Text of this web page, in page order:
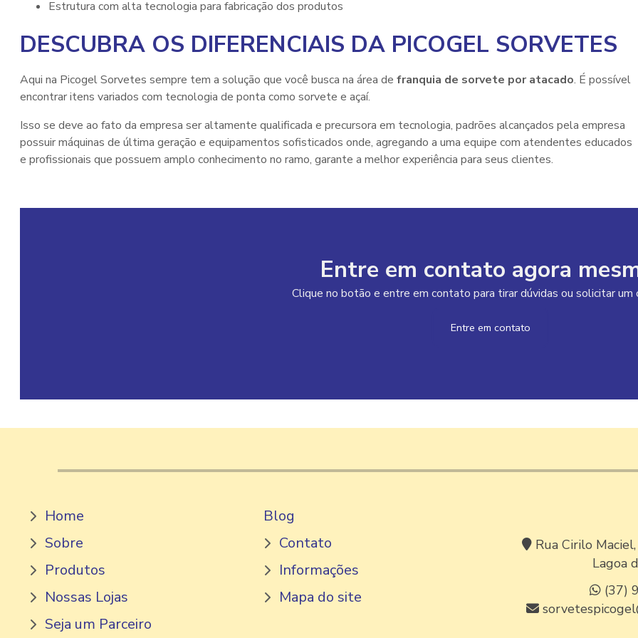
estrutura com alta tecnologia para fabricação dos produtos
DESCUBRA OS DIFERENCIAIS DA PICOGEL SORVETES
Aqui na Picogel Sorvetes sempre tem a solução que você busca na área de franquia de sorvete por atacado. É possível
encontrar itens variados com tecnologia de ponta como sorvete e açaí.
Isso se deve ao fato da empresa ser altamente qualificada e precursora em tecnologia, padrões alcançados pela empresa
possuir máquinas de última geração e equipamentos sofisticados onde, agregando a uma equipe com atendentes educados
e profissionais que possuem amplo conhecimento no ramo, garante a melhor experiência para seus clientes.
Entre em contato agora
Clique no botão e entre em contato para tirar dúvidas ou solicitar um
Entre em contato
Home
Sobre
Produtos
Nossas Lojas
Seja um Parceiro
Blog
Contato
Informações
Mapa do site
Rua Cirilo
Lagoa
(37)